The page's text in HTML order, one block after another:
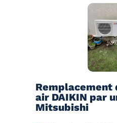
Remplacement
air DAIKIN par
Mitsubishi